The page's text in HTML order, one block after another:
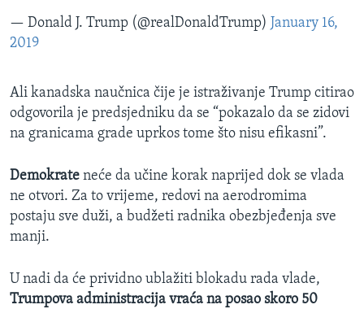
— Donald J. Trump (@realDonaldTrump) January 16,
2019
Ali kanadska naučnica čije je istraživanje Trump citirao
odgovorila je predsjedniku da se “pokazalo da se zidovi
na granicama grade uprkos tome što nisu efikasni”.
Demokrate neće da učine korak naprijed dok se vlada
ne otvori. Za to vrijeme, redovi na aerodromima
postaju sve duži, a budžeti radnika obezbjeđenja sve
manji.
U nadi da će prividno ublažiti blokadu rada vlade,
Trumpova administracija vraća na posao skoro 50